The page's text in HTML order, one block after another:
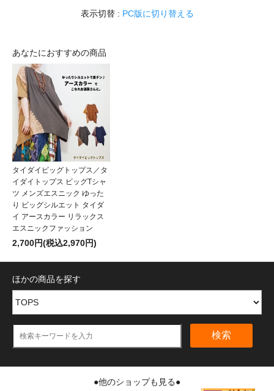
表示切替 : PC版に切り替える
あなたにおすすめの商品
タイダイビッグトップス／タ
イダイトップス ビッグTシャ
ツ メンズエスニック ゆった
り ビッグシルエット タイダ
イ アースカラー リラックス
エスニックファッション
2,700円(税込2,970円)
ほかの商品を探す
検索
●他のショップも見る●